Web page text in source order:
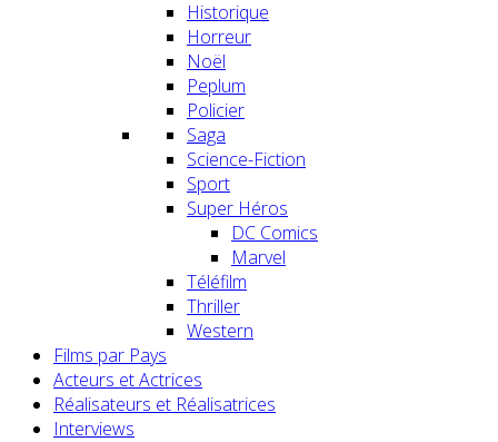
Historique
Horreur
Noël
Peplum
Policier
Saga
Science-Fiction
Sport
Super Héros
DC Comics
Marvel
Téléfilm
Thriller
Western
Films par Pays
Acteurs et Actrices
Réalisateurs et Réalisatrices
Interviews